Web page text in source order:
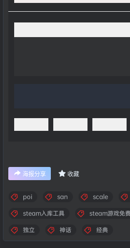
海报分享 收藏
poi san scale
steam入库工具
steam游戏免
独立
神话 经典